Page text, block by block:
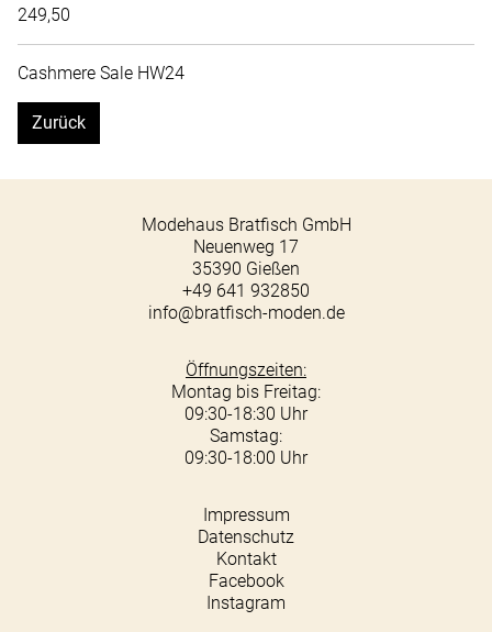
249,50
Cashmere Sale HW24
Zurück
Modehaus Bratfisch GmbH
Neuenweg 17
35390 Gießen
+49 641 932850
info@bratfisch-moden.de
Öffnungszeiten:
Montag bis Freitag:
09:30-18:30 Uhr
Samstag:
09:30-18:00 Uhr
Impressum
Datenschutz
Kontakt
Facebook
Instagram